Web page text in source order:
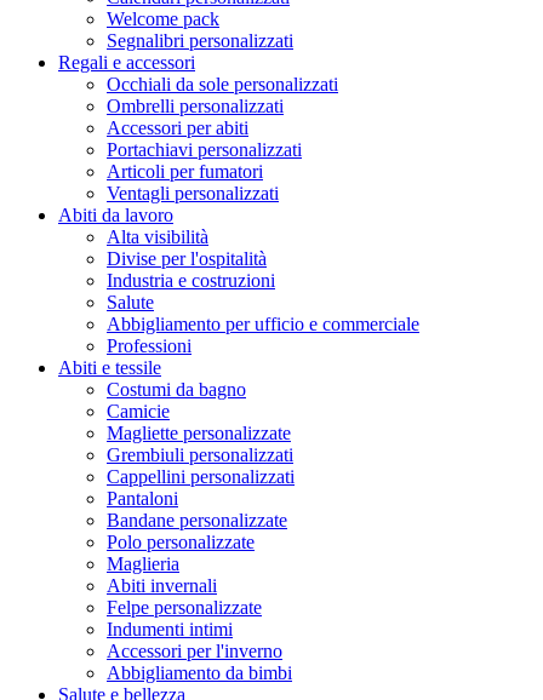
Welcome pack
Segnalibri personalizzati
Regali e accessori
Occhiali da sole personalizzati
Ombrelli personalizzati
Accessori per abiti
Portachiavi personalizzati
Articoli per fumatori
Ventagli personalizzati
Abiti da lavoro
Alta visibilità
Divise per l'ospitalità
Industria e costruzioni
Salute
Abbigliamento per ufficio e commerciale
Professioni
Abiti e tessile
Costumi da bagno
Camicie
Magliette personalizzate
Grembiuli personalizzati
Cappellini personalizzati
Pantaloni
Bandane personalizzate
Polo personalizzate
Maglieria
Abiti invernali
Felpe personalizzate
Indumenti intimi
Accessori per l'inverno
Abbigliamento da bimbi
Salute e bellezza